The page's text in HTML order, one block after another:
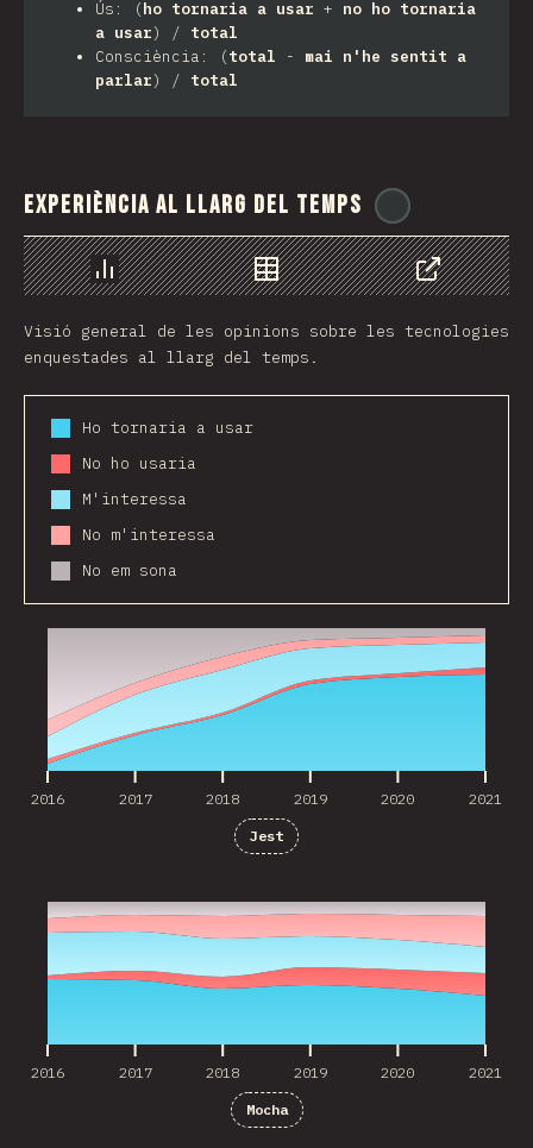
Ús: (ho tornaria a usar + no ho tornaria
a usar) / total
Consciència: (total - mai n'he sentit a
parlar) / total
Experiència al llarg del temps
Chart Data
Share
Visió general de les opinions sobre les tecnologies
enquestades al llarg del temps.
Ho tornaria a usar
No ho usaria
M'interessa
No m'interessa
No em sona
2016 2017 2018 2019 2020 2021
2016 2017 2018 2019 2020 2021
Jest
2016 2017 2018 2019 2020 2021
Mocha